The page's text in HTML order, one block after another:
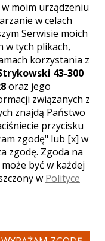
0
0
moim urządzeniu
w celach
Serwisie moich
w tych plikach,
korzystania z
43-300
oraz jego
związanych z
znajdą Państwo
przycisku
zgodę" lub [x] w
zgodę. Zgoda na
być w każdej
w Polityce